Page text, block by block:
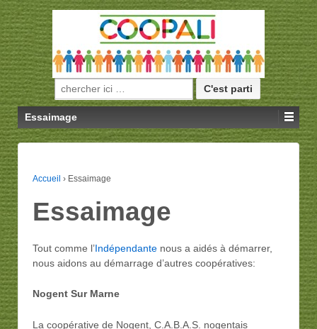
Essaimage
Accueil › Essaimage
Essaimage
Tout comme l’Indépendante nous a aidés à démarrer,
nous aidons au démarrage d’autres coopératives:
Nogent Sur Marne
La coopérative de Nogent, C.A.B.A.S. nogentais